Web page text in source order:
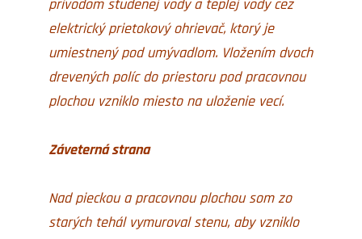
prívodom studenej vody a teplej vody cez
elektrický prietokový ohrievač, ktorý je
umiestnený pod umývadlom. Vložením dvoch
drevených políc do priestoru pod pracovnou
plochou vzniklo miesto na uloženie vecí.
Záveterná strana
Nad pieckou a pracovnou plochou som zo
starých tehál vymuroval stenu, aby vzniklo